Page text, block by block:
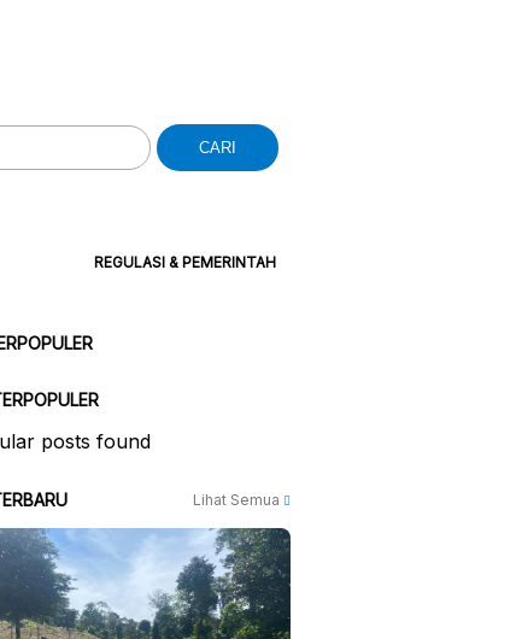
CARI
REGULASI & PEMERINTAH
posts found
Lihat Semua